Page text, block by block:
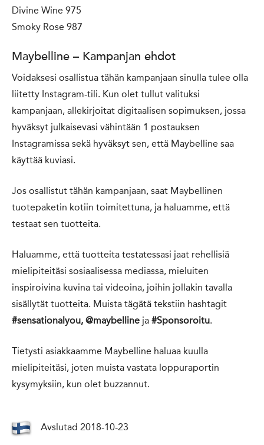
Divine Wine 975
Smoky Rose 987
Maybelline – Kampanjan ehdot
Voidaksesi osallistua tähän kampanjaan sinulla tulee olla
liitetty Instagram-tili. Kun olet tullut valituksi
kampanjaan, allekirjoitat digitaalisen sopimuksen, jossa
hyväksyt julkaisevasi vähintään 1 postauksen
Instagramissa sekä hyväksyt sen, että Maybelline saa
käyttää kuviasi.
Jos osallistut tähän kampanjaan, saat Maybellinen
tuotepaketin kotiin toimitettuna, ja haluamme, että
testaat sen tuotteita.
Haluamme, että tuotteita testatessasi jaat rehellisiä
mielipiteitäsi sosiaalisessa mediassa, mieluiten
inspiroivina kuvina tai videoina, joihin jollakin tavalla
sisällytät tuotteita. Muista tägätä tekstiin hashtagit
#sensationalyou, @maybelline ja #Sponsoroitu.
Tietysti asiakkaamme Maybelline haluaa kuulla
mielipiteitäsi, joten muista vastata loppuraportin
kysymyksiin, kun olet buzzannut.
Avslutad 2018-10-23